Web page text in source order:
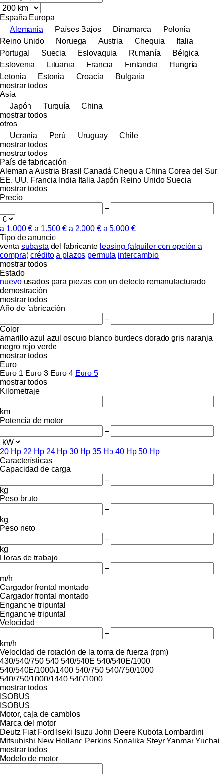
España Europa
Alemania
Países Bajos Dinamarca
Polonia
Reino Unido
Noruega Austria Chequia
Italia
Portugal
Suecia Eslovaquia Rumanía
Bélgica
Eslovenia
Lituania Francia Finlandia
Hungría
Letonia
Estonia Croacia
Bulgaria
mostrar todos
Asia
Japón
Turquía
China
mostrar todos
otros
Ucrania
Perú Uruguay
Chile
mostrar todos
mostrar todos
País de fabricación
Alemania Austria Brasil Canadá Chequia China Corea del Sur
EE. UU. Francia India Italia Japón Reino Unido Suecia
mostrar todos
Precio
–
a 1.000 € a 1.500 € a 2.000 € a 5.000 €
Tipo de anuncio
venta subasta del fabricante leasing (alquiler con opción a
compra) crédito a plazos permuta intercambio
mostrar todos
Estado
nuevo usados para piezas con un defecto remanufacturado
demostración
mostrar todos
Año de fabricación
–
Color
amarillo azul azul oscuro blanco burdeos dorado gris naranja
negro rojo verde
mostrar todos
Euro
Euro 1 Euro 3 Euro 4 Euro 5
mostrar todos
Kilometraje
–
km
Potencia de motor
–
20 Hp 22 Hp 24 Hp 30 Hp 35 Hp 40 Hp 50 Hp
Características
Capacidad de carga
–
kg
Peso bruto
–
kg
Peso neto
–
kg
Horas de trabajo
–
m/h
Cargador frontal montado
Cargador frontal montado
Enganche tripuntal
Enganche tripuntal
Velocidad
–
km/h
Velocidad de rotación de la toma de fuerza (rpm)
430/540/750 540 540/540E 540/540E/1000
540/540E/1000/1400 540/750 540/750/1000
540/750/1000/1440 540/1000
mostrar todos
ISOBUS
ISOBUS
Motor, caja de cambios
Marca del motor
Deutz Fiat Ford Iseki Isuzu John Deere Kubota Lombardini
Mitsubishi New Holland Perkins Sonalika Steyr Yanmar Yuchai
mostrar todos
Modelo de motor